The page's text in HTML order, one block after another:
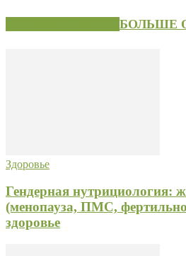
БОЛЬШЕ
Здоровье
Гендерная нутрициология:
(менопауза, ПМС,
здоровье